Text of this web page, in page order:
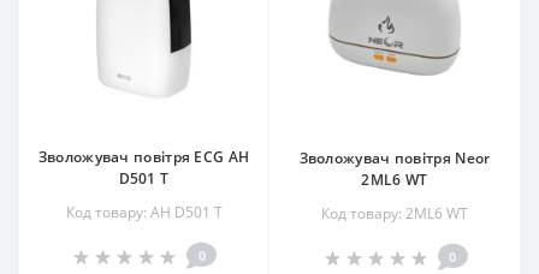
Зволожувач повітря ECG AH
D501 T
Код товару: AH D501 T
0
Зволожувач повітря Neor
2ML6 WT
Код товару: 2ML6 WT
0